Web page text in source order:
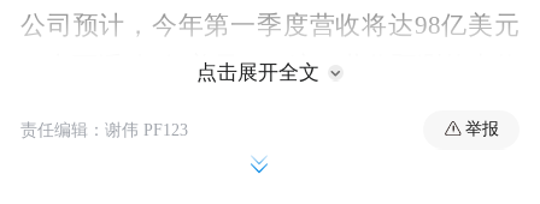
公司预计，今年第一季度营收将达98亿美元
（上下浮动3亿美元），这一营收预测的中值
降，高于市场普遍预期为93.8亿美元。
点击展开全文
责任编辑：谢伟 PF123 举报